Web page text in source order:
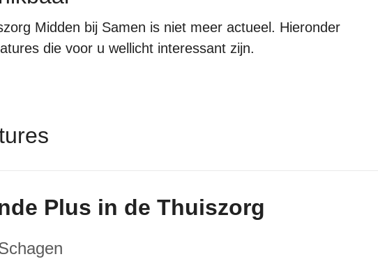
Midden bij Samen is niet meer actueel. Hieronder
die voor u wellicht interessant zijn.
Plus in de Thuiszorg